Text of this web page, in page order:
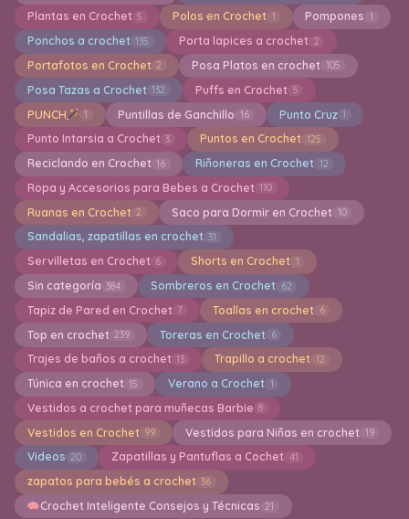
Plantas en Crochet 5 Polos en Crochet 1 Pompones 1
Ponchos a crochet 135 Porta lapices a crochet 2
Portafotos en Crochet 2 Posa Platos en crochet 105
Posa Tazas a Crochet 132 Puffs en Crochet 5
PUNCH 1 Puntillas de Ganchillo 16 Punto Cruz 1
Punto Intarsia a Crochet 3 Puntos en Crochet 125
Reciclando en Crochet 16 Riñoneras en Crochet 12
Ropa y Accesorios para Bebes a Crochet 110
Ruanas en Crochet 2 Saco para Dormir en Crochet 10
Sandalias, zapatillas en crochet 31
Servilletas en Crochet 6 Shorts en Crochet 1
Sin categoría 384 Sombreros en Crochet 62
Tapiz de Pared en Crochet 7 Toallas en crochet 6
Top en crochet 239 Toreras en Crochet 6
Trajes de baños a crochet 13 Trapillo a crochet 12
Túnica en crochet 15 Verano a Crochet 1
Vestidos a crochet para muñecas Barbie 8
Vestidos en Crochet 99 Vestidos para Niñas en crochet 19
Videos 20 Zapatillas y Pantuflas a Cochet 41
zapatos para bebés a crochet 36
Crochet Inteligente Consejos y Técnicas 21